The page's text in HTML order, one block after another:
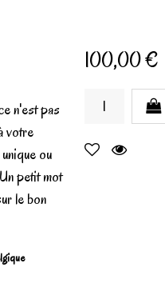
n'est pas
votre
ou
petit mot
le bon
100,00 €